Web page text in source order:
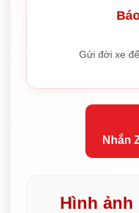
Gửi đời xe
Nhắn
Hình